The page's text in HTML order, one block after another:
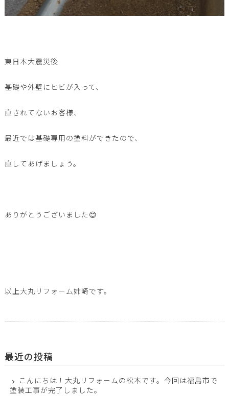
東日本大震災後
基礎や外壁にヒビが入って、
直されてないお客様、
最近では基礎専用の塗料ができたので、
直してあげましょう。
ありがとうございました😊
以上大丸リフォーム姉崎です。
最近の投稿
こんにちは！大丸リフォームの松本です。今回は福島市で
塗装工事が完了しました。